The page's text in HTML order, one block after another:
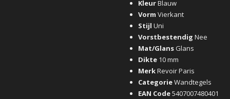
KleurBlauw
Vorm Vierkant
Stijl Uni
Vorstbestendig Nee
Mat/Glans Glans
Dikte 10 mm
MerkRevoir Paris
CategorieWandtegels
EAN Code5407007480401